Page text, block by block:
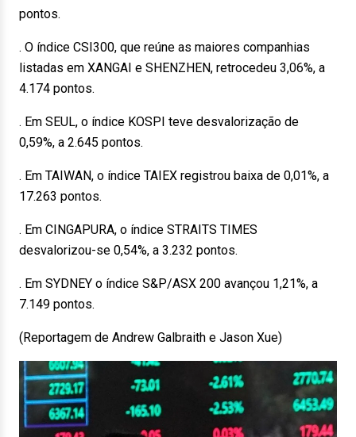
pontos.
. O índice CSI300, que reúne as maiores companhias
listadas em XANGAI e SHENZHEN, retrocedeu 3,06%, a
4.174 pontos.
. Em SEUL, o índice KOSPI teve desvalorização de
0,59%, a 2.645 pontos.
. Em TAIWAN, o índice TAIEX registrou baixa de 0,01%, a
17.263 pontos.
. Em CINGAPURA, o índice STRAITS TIMES
desvalorizou-se 0,54%, a 3.232 pontos.
. Em SYDNEY o índice S&P/ASX 200 avançou 1,21%, a
7.149 pontos.
(Reportagem de Andrew Galbraith e Jason Xue)